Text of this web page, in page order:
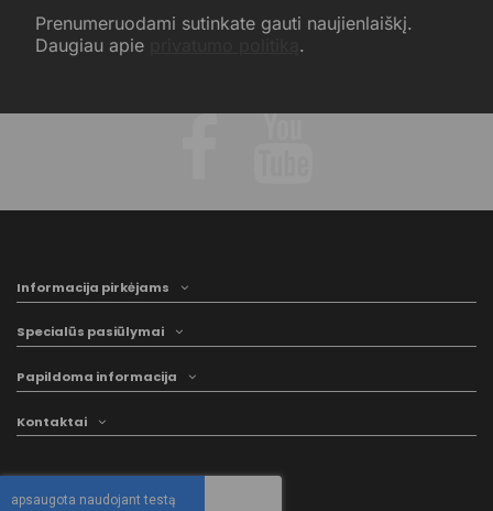
Prenumeruodami sutinkate gauti naujienlaiškį.
Daugiau apie
.
Informacija pirkėjams
Specialūs pasiūlymai
Papildoma informacija
Kontaktai